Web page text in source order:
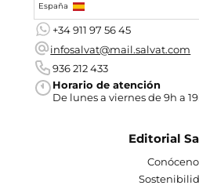
España
+34 911 97 56 45
infosalvat@mail.salvat.com
936 212 433
Horario de atención
De lunes a viernes de 9h a
Editorial